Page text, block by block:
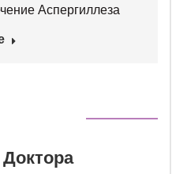
Аспергиллеза
Доктора